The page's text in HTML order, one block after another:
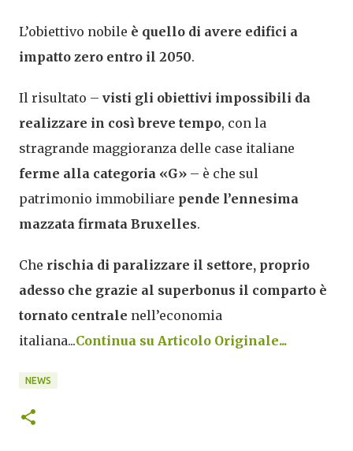
L’obiettivo nobile è quello di avere edifici a
impatto zero entro il 2050.
Il risultato – visti gli obiettivi impossibili da
realizzare in così breve tempo, con la
stragrande maggioranza delle case italiane
ferme alla categoria «G» – è che sul
patrimonio immobiliare pende l’ennesima
mazzata firmata Bruxelles.
Che rischia di paralizzare il settore, proprio
adesso che grazie al superbonus il comparto è
tornato centrale nell’economia
italiana...Continua su Articolo Originale...
NEWS